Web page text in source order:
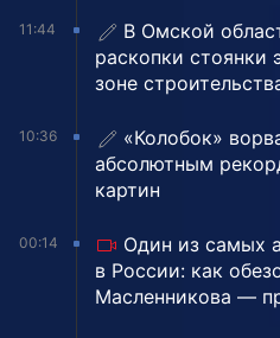
11:44
В Омской
раскопки стоянки
зоне
10:36
«Колобок»
абсолютным
картин
00:14
Один из самых
в России: как
Масленникова —